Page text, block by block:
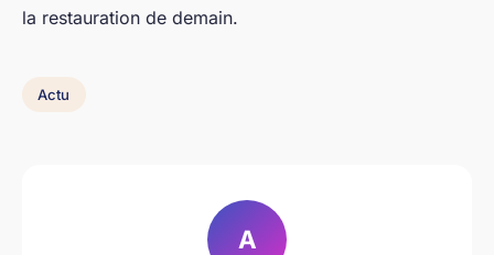
la restauration de demain.
Actu
A